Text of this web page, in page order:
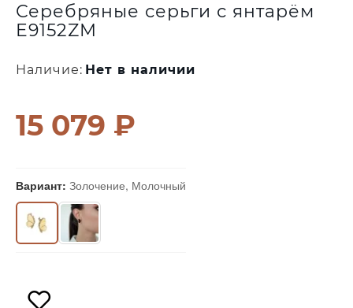
Серебряные серьги с янтарём
E9152ZM
15 079 ₽
Вариант: Золочение, Молочный
Наличие: Нет в наличии